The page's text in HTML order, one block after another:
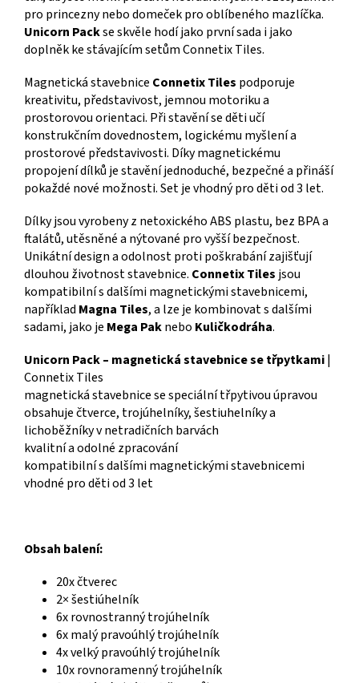
pro princezny nebo domeček pro oblíbeného mazlíčka.
Unicorn Packse skvěle hodí jako první sada i jako
doplněk ke stávajícím setům Connetix Tiles.
Magnetická stavebnice Connetix Tiles podporuje
kreativitu, představivost, jemnou motoriku a
prostorovou orientaci. Při stavění se děti učí
konstrukčním dovednostem, logickému myšlení a
prostorové představivosti. Díky magnetickému
propojení dílků je stavění jednoduché, bezpečné a přináší
pokaždé nové možnosti. Set je vhodný pro děti od 3 let.
Dílky jsou vyrobeny z netoxického ABS plastu, bez BPA a
ftalátů, utěsněné a nýtované pro vyšší bezpečnost.
Unikátní design a odolnost proti poškrabání zajišťují
dlouhou životnost stavebnice. Connetix Tiles jsou
kompatibilní s dalšími magnetickými stavebnicemi,
například Magna Tiles, a lze je kombinovat s dalšími
sadami, jako je Mega Paknebo Kuličkodráha.
Unicorn Pack – magnetická stavebnice se třpytkami|
Connetix Tiles
magnetická stavebnice se speciální třpytivou úpravou
obsahuje čtverce, trojúhelníky, šestiuhelníky a
lichoběžníky v netradičních barvách
kvalitní a odolné zpracování
kompatibilní s dalšími magnetickými stavebnicemi
vhodné pro děti od 3 let
Obsah balení:
20x čtverec
2× šestiúhelník
6x rovnostranný trojúhelník
6x malý pravoúhlý trojúhelník
4x velký pravoúhlý trojúhelník
10x rovnoramenný trojúhelník